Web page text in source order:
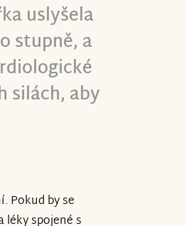
uslyšela
stupně, a
silách, aby
Pokud by se
spojené s